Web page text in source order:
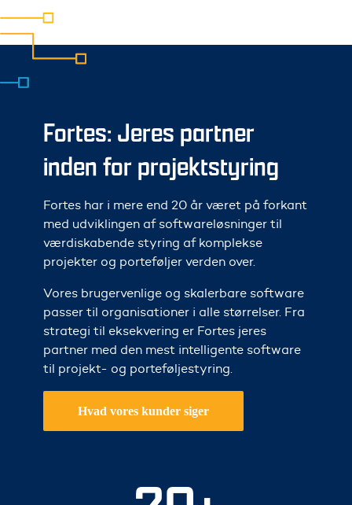
Fortes: Jeres partner
inden for projektstyring
Fortes har i mere end 20 år været på forkant
med udviklingen af softwareløsninger til
værdiskabende styring af komplekse
projekter og porteføljer verden over.
Vores brugervenlige og skalerbare software
passer til organisationer i alle størrelser. Fra
strategi til eksekvering er Fortes jeres
partner med den mest intelligente software
til projekt- og porteføljestyring.
Hvad vores kunder siger